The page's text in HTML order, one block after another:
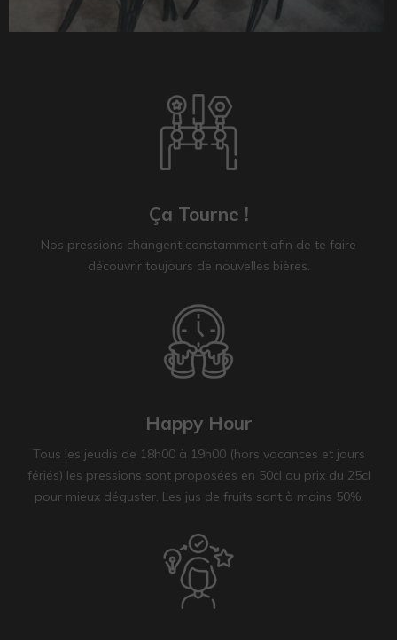
Ça Tourne !
Nos pressions changent constamment afin de te faire
découvrir toujours de nouvelles bières.
Happy Hour
Tous les jeudis de 18h00 à 19h00 (hors vacances et jours
fériés) les pressions sont proposées en 50cl au prix du 25cl
pour mieux déguster. Les jus de fruits sont à moins 50%.